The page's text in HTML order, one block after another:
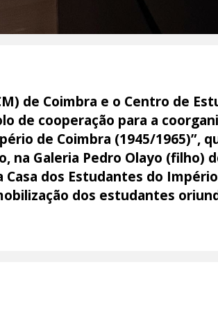
de Coimbra e o Centro de
de cooperação para a
de Coimbra (1945/1965)”,
Galeria Pedro Olayo (filho)
dos Estudantes do
dos estudantes